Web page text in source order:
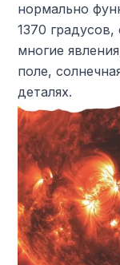
нормально
1370
многие
поле,
деталях.